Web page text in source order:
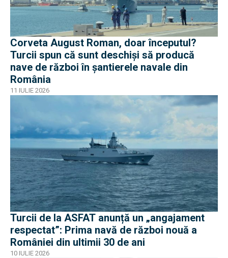
Corveta August Roman, doar începutul?
Turcii spun că sunt deschiși să producă
nave de război în șantierele navale din
România
11 IULIE 2026
Turcii de la ASFAT anunță un „angajament
respectat”: Prima navă de război nouă a
României din ultimii 30 de ani
10 IULIE 2026